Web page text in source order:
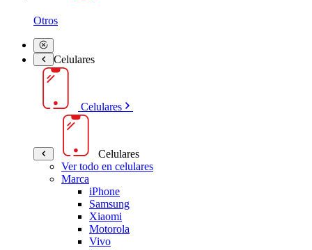
Otros
Celulares
Celulares
Celulares
Ver todo en celulares
Marca
iPhone
Samsung
Xiaomi
Motorola
Vivo